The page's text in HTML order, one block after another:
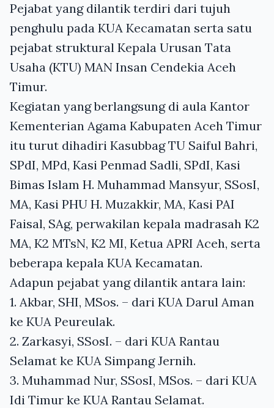
Pejabat yang dilantik terdiri dari tujuh
penghulu pada KUA Kecamatan serta satu
pejabat struktural Kepala Urusan Tata
Usaha (KTU) MAN Insan Cendekia Aceh
Timur.
Kegiatan yang berlangsung di aula Kantor
Kementerian Agama Kabupaten Aceh Timur
itu turut dihadiri Kasubbag TU Saiful Bahri,
SPdI, MPd, Kasi Penmad Sadli, SPdI, Kasi
Bimas Islam H. Muhammad Mansyur, SSosI,
MA, Kasi PHU H. Muzakkir, MA, Kasi PAI
Faisal, SAg, perwakilan kepala madrasah K2
MA, K2 MTsN, K2 MI, Ketua APRI Aceh, serta
beberapa kepala KUA Kecamatan.
Adapun pejabat yang dilantik antara lain:
1. Akbar, SHI, MSos. – dari KUA Darul Aman
ke KUA Peureulak.
2. Zarkasyi, SSosI. – dari KUA Rantau
Selamat ke KUA Simpang Jernih.
3. Muhammad Nur, SSosI, MSos. – dari KUA
Idi Timur ke KUA Rantau Selamat.